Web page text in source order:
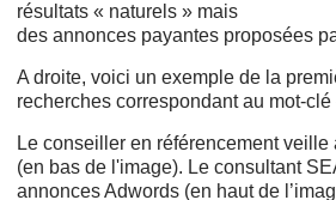
résultats « naturels » mais
des annonces payantes proposées
A droite, voici un exemple de la
recherches correspondant au mot-
Le conseiller en référencement
(en bas de l'image). Le consultant
annonces Adwords (en haut de